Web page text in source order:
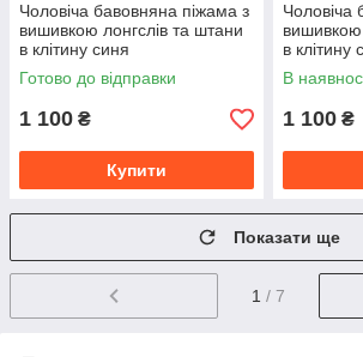
Чоловіча бавовняна піжама з
вишивкою лонгслів та штани
в клітину синя
Готово до відправки
1 100 ₴
Купити
Чоловіча
вишивкою
в клітину
В
1 100 ₴
Показати ще
1 / 7